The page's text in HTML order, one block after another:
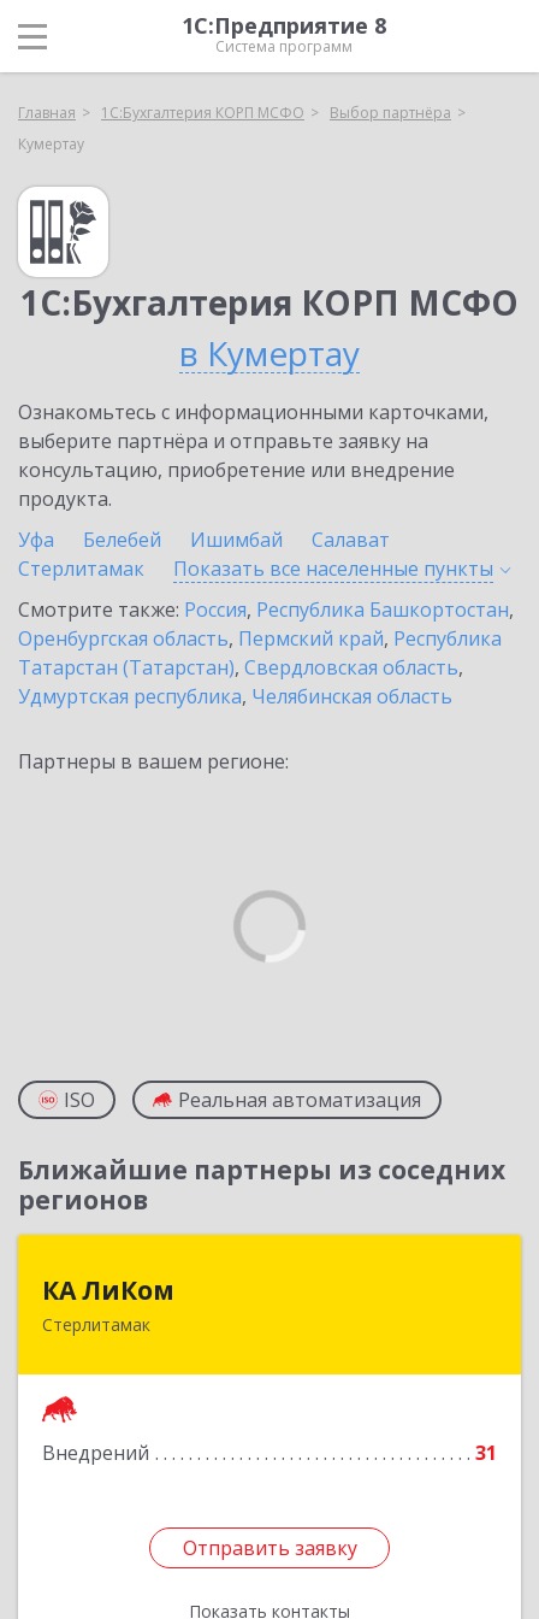
1С:Предприятие 8
Система программ
Главная 1С:Бухгалтерия КОРП МСФО
Выбор партнёра
Кумертау
1С:Бухгалтерия КОРП МСФО
в Кумертау
Ознакомьтесь с информационными карточками,
выберите партнёра и отправьте заявку на
консультацию, приобретение или внедрение
продукта.
Уфа
Белебей Ишимбай
Салават
Стерлитамак
Показать все населенные пункты
Смотрите также: Россия, Республика Башкортостан,
Оренбургская область, Пермский край, Республика
Татарстан (Татарстан), Свердловская область,
Удмуртская республика, Челябинская область
Партнеры в вашем регионе:
ISO Реальная автоматизация
Ближайшие партнеры из соседних
регионов
КА ЛиКом
Стерлитамак
Внедрений 31
Отправить заявку
Показать контакты
453115, Башкортостан Респ, г.о. город
Подробнее
Отправить заявку
Назад